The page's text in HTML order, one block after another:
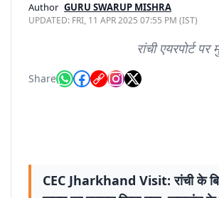
Author GURU SWARUP MISHRA
UPDATED: FRI, 11 APR 2025 07:55 PM (IST)
रांची एयरपोर्ट
Share
CEC Jharkhand Visit: रांची के